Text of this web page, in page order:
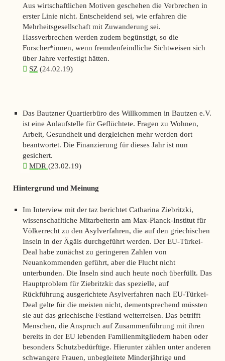
Aus wirtschaftlichen Motiven geschehen die Verbrechen in
erster Linie nicht. Entscheidend sei, wie erfahren die
Mehrheitsgesellschaft mit Zuwanderung sei.
Hassverbrechen werden zudem begünstigt, so die
Forscher*innen, wenn fremdenfeindliche Sichtweisen sich
über Jahre verfestigt hätten.
SZ (24.02.19)
Das Bautzner Quartierbüro des Willkommen in Bautzen e.V.
ist eine Anlaufstelle für Geflüchtete. Fragen zu Wohnen,
Arbeit, Gesundheit und dergleichen mehr werden dort
beantwortet. Die Finanzierung für dieses Jahr ist nun
gesichert.
MDR(23.02.19)
Hintergrund und Meinung
Im Interview mit der taz berichtet Catharina Ziebritzki,
wissenschafltiche Mitarbeiterin am Max-Planck-Institut für
Völkerrecht zu den Asylverfahren, die auf den griechischen
Inseln in der Ägäis durchgeführt werden. Der EU-Türkei-
Deal habe zunächst zu geringeren Zahlen von
Neuankommenden geführt, aber die Flucht nicht
unterbunden. Die Inseln sind auch heute noch überfüllt. Das
Hauptproblem für Ziebritzki: das spezielle, auf
Rückführung ausgerichtete Asylverfahren nach EU-Türkei-
Deal gelte für die meisten nicht, dementsprechend müssten
sie auf das griechische Festland weiterreisen. Das betrifft
Menschen, die Anspruch auf Zusammenführung mit ihren
bereits in der EU lebenden Familienmitgliedern haben oder
besonders Schutzbedürftige. Hierunter zählen unter anderen
schwangere Frauen, unbegleitete Minderjährige und